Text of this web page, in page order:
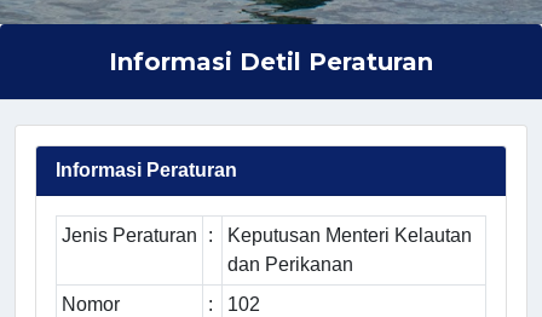
Informasi Detil Peraturan
Informasi Peraturan
Jenis Peraturan :
Keputusan Menteri Kelautan
dan Perikanan
Nomor
:
102